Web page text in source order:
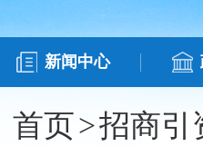
新闻中心
首页>招商引